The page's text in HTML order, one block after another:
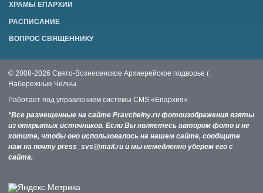
ХРАМЫ ЕПАРХИИ
РАСПИСАНИЕ
ВОПРОС СВЯЩЕННИКУ
© 2008-2026 Свято-Вознесенское Архиерейское подворье г.
Набережные Челны.
Работает под управлением системы CMS «Епархия»
*Все размещенные на сайте Pravchelny.ru фотоизображения взяты
из открытых источников. Если Вы являетесь автором фото и не
хотите, чтобы оно использовалось на нашем сайте, сообщите
нам на почту press_svs@mail.ru и мы немедленно уберем его с
сайта.